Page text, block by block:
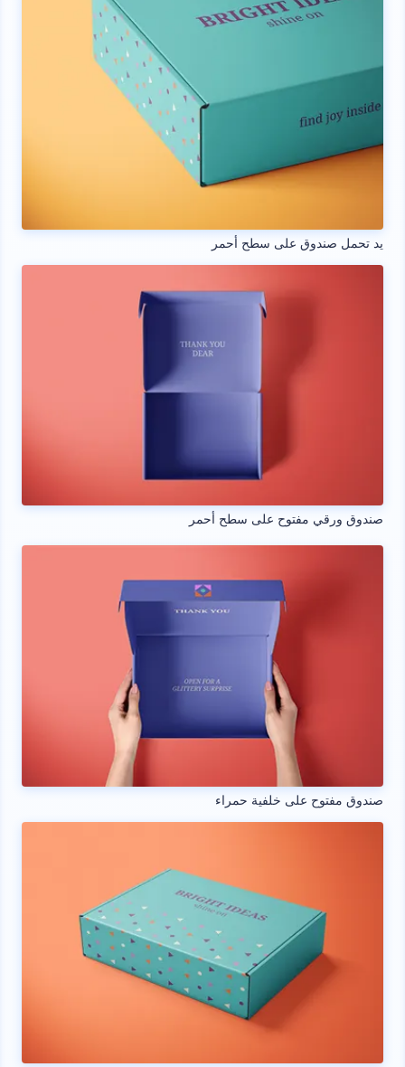
يد تحمل صندوق على سطح أحمر
صندوق ورقي مفتوح على سطح أحمر
صندوق مفتوح على خلفية حمراء